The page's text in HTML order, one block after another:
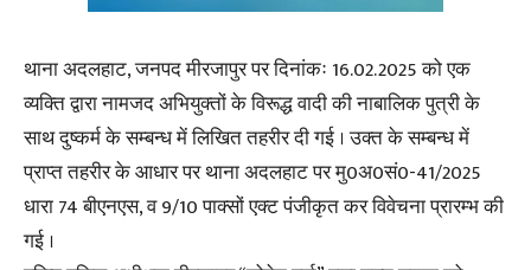
थाना अदलहाट, जनपद मीरजापुर पर दिनांकः 16.02.2025 को एक
व्यक्ति द्वारा नामजद अभियुक्तों के विरूद्ध वादी की नाबालिक पुत्री के
साथ दुष्कर्म के सम्बन्ध में लिखित तहरीर दी गई । उक्त के सम्बन्ध में
प्राप्त तहरीर के आधार पर थाना अदलहाट पर मु0अ0सं0-41/2025
धारा 74 बीएनएस, व 9/10 पाक्सों एक्ट पंजीकृत कर विवेचना प्रारम्भ की
गई ।